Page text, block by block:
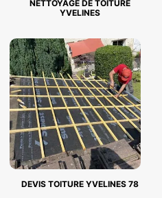
NETTOYAGE DE TOITURE
YVELINES
DEVIS TOITURE YVELINES 78